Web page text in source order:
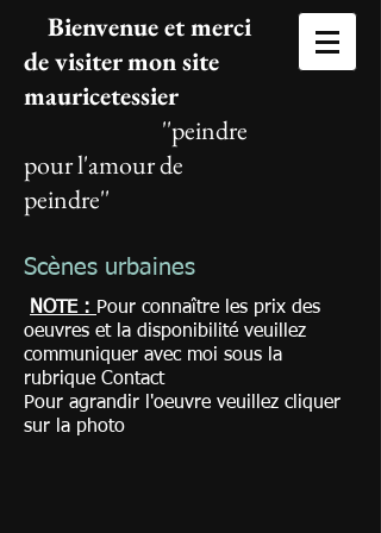
Bienvenue et merci
de visiter mon site
mauricetessier
''peindre
pour l'amour de
peindre''
Scènes urbaines
NOTE : Pour connaître les prix des
oeuvres et la disponibilité veuillez
communiquer avec moi sous la
rubrique Contact
Pour agrandir l'oeuvre veuillez cliquer
sur la photo